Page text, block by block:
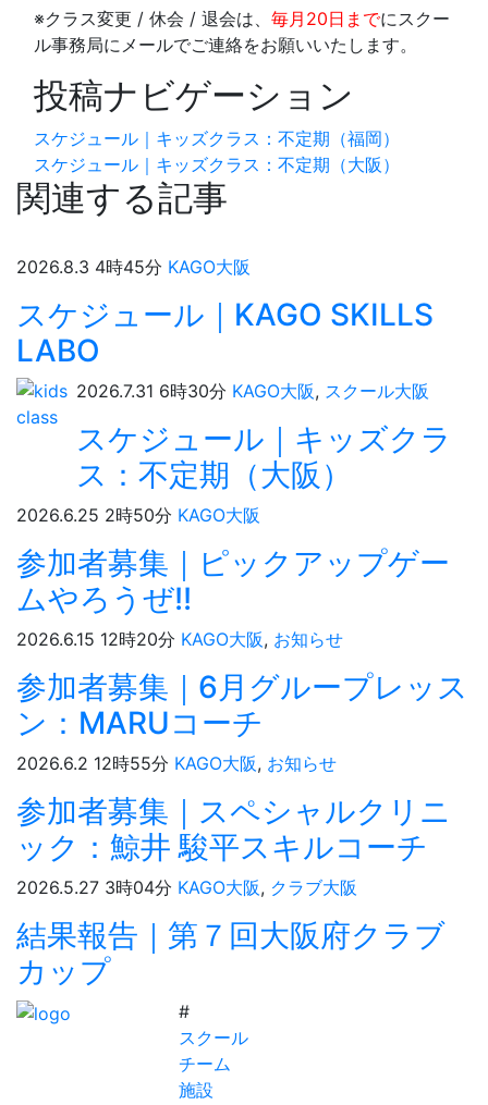
※クラス変更 / 休会 / 退会は、 毎月20日までにスクー
ル事務局にメールでご連絡をお願いいたします。
投稿ナビゲーション
スケジュール｜キッズクラス：不定期（福岡）
スケジュール｜キッズクラス：不定期（大阪）
関連する記事
2026.8.3 4時45分 KAGO大阪
スケジュール｜KAGO SKILLS
LABO
2026.7.31 6時30分 KAGO大阪, スクール大阪
スケジュール｜キッズクラ
ス：不定期（大阪）
2026.6.25 2時50分 KAGO大阪
参加者募集｜ピックアップゲー
ムやろうぜ!!
2026.6.15 12時20分 KAGO大阪, お知らせ
参加者募集｜6月グループレッス
ン：MARUコーチ
2026.6.2 12時55分 KAGO大阪, お知らせ
参加者募集｜スペシャルクリニ
ック：鯨井 駿平スキルコーチ
2026.5.27 3時04分 KAGO大阪, クラブ大阪
結果報告｜第７回大阪府クラブ
カップ
#
スクール
チーム
施設